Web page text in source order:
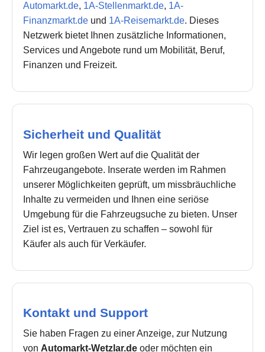
Automarkt.de, 1A-Stellenmarkt.de, 1A-
Finanzmarkt.de und 1A-Reisemarkt.de. Dieses
Netzwerk bietet Ihnen zusätzliche Informationen,
Services und Angebote rund um Mobilität, Beruf,
Finanzen und Freizeit.
Sicherheit und Qualität
Wir legen großen Wert auf die Qualität der
Fahrzeugangebote. Inserate werden im Rahmen
unserer Möglichkeiten geprüft, um missbräuchliche
Inhalte zu vermeiden und Ihnen eine seriöse
Umgebung für die Fahrzeugsuche zu bieten. Unser
Ziel ist es, Vertrauen zu schaffen – sowohl für
Käufer als auch für Verkäufer.
Kontakt und Support
Sie haben Fragen zu einer Anzeige, zur Nutzung
von Automarkt-Wetzlar.de oder möchten ein